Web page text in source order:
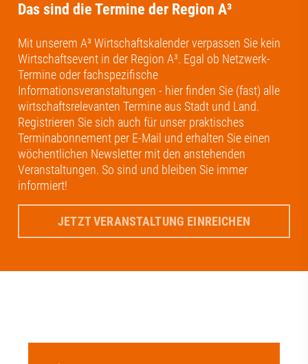
Das sind die Termine der Region A³
Mit unserem A³ Wirtschaftskalender verpassen Sie kein
Wirtschaftsevent in der Region A³. Egal ob Netzwerk-
Termine oder fachspezifische
Informationsveranstaltungen - hier finden Sie (fast) alle
wirtschaftsrelevanten Termine aus Stadt und Land.
Registrieren Sie sich auch für unser praktisches
Terminabonnement per E-Mail und erhalten Sie einen
wöchentlichen Newsletter mit den anstehenden
Veranstaltungen. So sind und bleiben Sie immer
informiert!
JETZT VERANSTALTUNG EINREICHEN